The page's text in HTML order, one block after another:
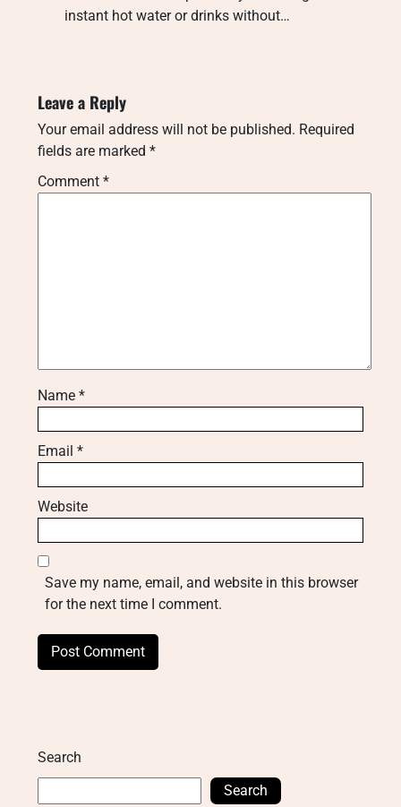
instant hot water or drinks without…
Leave a Reply
Your email address will not be published. Required
fields are marked *
Comment *
Name *
Email *
Website
Save my name, email, and website in this browser
for the next time I comment.
Search
Search